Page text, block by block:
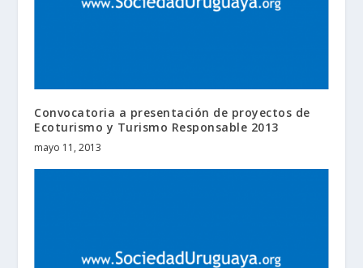
Convocatoria a presentación de proyectos de
Ecoturismo y Turismo Responsable 2013
mayo 11, 2013